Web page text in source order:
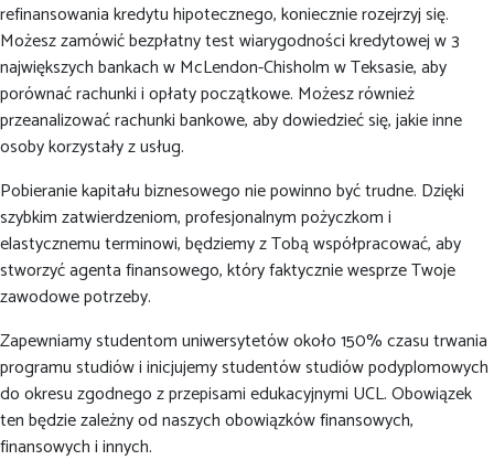
refinansowania kredytu hipotecznego, koniecznie rozejrzyj się.
Możesz zamówić bezpłatny test wiarygodności kredytowej w 3
największych bankach w McLendon-Chisholm w Teksasie, aby
porównać rachunki i opłaty początkowe. Możesz również
przeanalizować rachunki bankowe, aby dowiedzieć się, jakie inne
osoby korzystały z usług.
Pobieranie kapitału biznesowego nie powinno być trudne. Dzięki
szybkim zatwierdzeniom, profesjonalnym pożyczkom i
elastycznemu terminowi, będziemy z Tobą współpracować, aby
stworzyć agenta finansowego, który faktycznie wesprze Twoje
zawodowe potrzeby.
Zapewniamy studentom uniwersytetów około 150% czasu trwania
programu studiów i inicjujemy studentów studiów podyplomowych
do okresu zgodnego z przepisami edukacyjnymi UCL. Obowiązek
ten będzie zależny od naszych obowiązków finansowych,
finansowych i innych.